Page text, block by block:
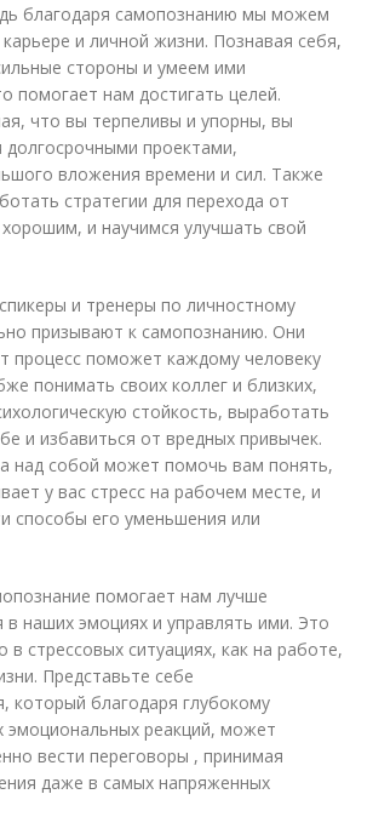
благодаря самопознанию мы можем
карьере и личной жизни. Познавая себя,
стороны и умеем ими
помогает нам достигать целей.
что вы терпеливы и упорны, вы
проектами,
вложения времени и сил. Также
стратегии для перехода от
хорошим, и научимся улучшать свой
и тренеры по личностному
призывают к самопознанию. Они
процесс поможет каждому человеку
понимать своих коллег и близких,
стойкость, выработать
и избавиться от вредных привычек.
над собой может помочь вам понять,
у вас стресс на рабочем месте, и
способы его уменьшения или
помогает нам лучше
в наших эмоциях и управлять ими. Это
в стрессовых ситуациях, как на работе,
Представьте себе
который благодаря глубокому
эмоциональных реакций, может
вести переговоры , принимая
даже в самых напряженных